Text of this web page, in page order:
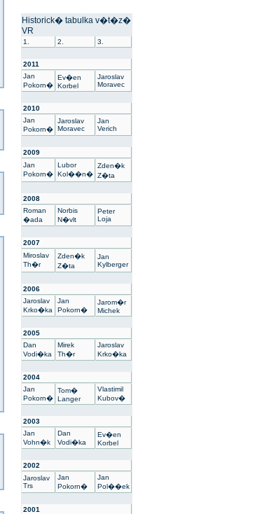
Historick� tabulka v�t�z�
VR
1. 2. 3.
2011
Jan
Pokorn�
Ev�en
Korbel
Jaroslav
Moravec
2010
Jan
Pokorn�
Jaroslav
Moravec
Jan
Verich
2009
Jan
Pokorn�
Lubor
Kol��n�
Zden�k
Z�ta
2008
Roman
�ada
Norbis
N�vlt
Peter
Loja
2007
Miroslav
Th�r
Zden�k
Z�ta
Jan
Kylberger
2006
Jaroslav
Krko�ka
Jan
Pokorn�
Jarom�r
Michek
2005
Dan
Vodi�ka
Mirek
Th�r
Jaroslav
Krko�ka
2004
Jan
Pokorn�
Tom�
Langer
Vlastimil
Kubov�
2003
Jan
Vohn�k
Dan
Vodi�ka
Ev�en
Korbel
2002
Jaroslav
Trs
Jan
Pokorn�
Jan
Pol��ek
2001